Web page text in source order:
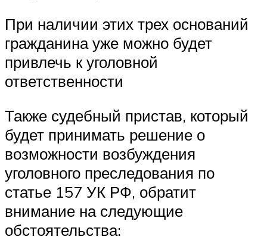
При наличии этих трех оснований
гражданина уже можно будет
привлечь к уголовной
ответственности
Также судебный пристав, который
будет принимать решение о
возможности возбуждения
уголовного преследования по
статье 157 УК РФ, обратит
внимание на следующие
обстоятельства: